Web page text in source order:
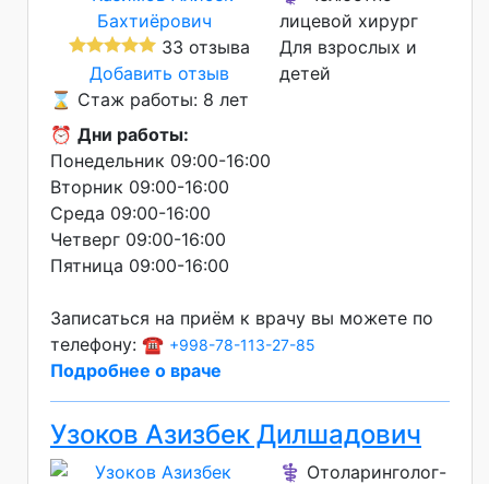
33 отзыва
Добавить отзыв
лицевой хирург
Для взрослых и
детей
⌛ Стаж работы: 8 лет
⏰ Дни работы:
Понедельник 09:00-16:00
Вторник 09:00-16:00
Среда 09:00-16:00
Четверг 09:00-16:00
Пятница 09:00-16:00
Записаться на приём к врачу вы можете по
телефону: ☎️ +998-78-113-27-85
Подробнее о враче
Узоков Азизбек Дилшадович
⚕️ Отоларинголог-